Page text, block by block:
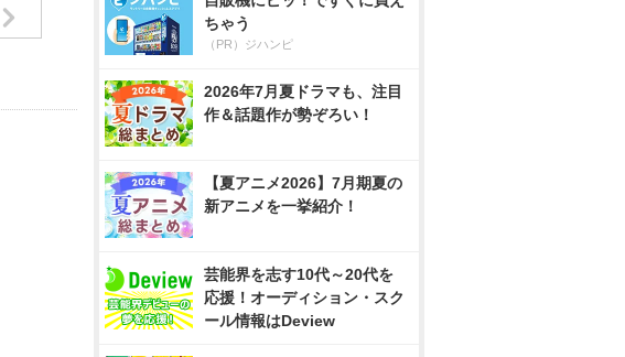
ちゃう
（PR）ジハンピ
2026年7月夏ドラマも、注目
作＆話題作が勢ぞろい！
【夏アニメ2026】7月期夏の
新アニメを一挙紹介！
芸能界を志す10代～20代を
応援！オーディション・スク
ール情報はDeview